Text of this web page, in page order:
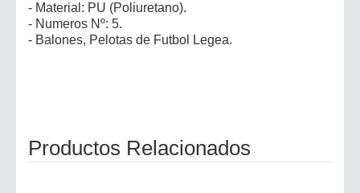
- Material: PU (Poliuretano).
- Numeros Nº: 5.
- Balones, Pelotas de Futbol Legea.
Productos Relacionados